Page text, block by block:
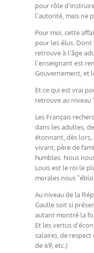
pour rôle
l’autorité, mais ne
Pour moi, cette
pour les élus. Dont
retrouve à l’âge
l’enseignant est
Gouvernement, et
Et ce qui est vrai
retrouve au niveau
Les Français
dans les adultes,
étonnant, dès lors,
vivant, père de
humbles. Nous
Louis est le roi le
morales nous
Au niveau de la
Gaulle soit si
autant montré la
Et les vertus
salaire), de
de 69, etc.)